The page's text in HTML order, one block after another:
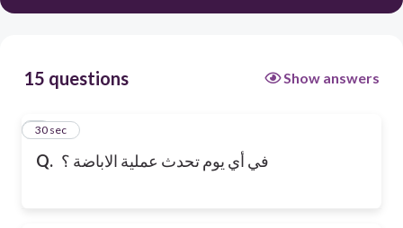
15 questions Show answers
Q. في أي يوم تحدث عملية الاباضة ؟
1
30 sec